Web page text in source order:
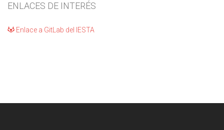
ENLACES DE INTERÉS
Enlace a GitLab del IESTA